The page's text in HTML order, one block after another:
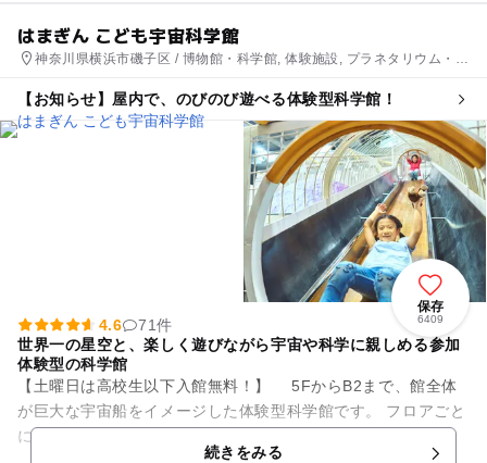
はまぎん こども宇宙科学館
神奈川県横浜市磯子区 / 博物館・科学館, 体験施設, プラネタリウム・天
【お知らせ】屋内で、のびのび遊べる体験型科学館！
保存
6409
4.6
71件
世界一の星空と、楽しく遊びながら宇宙や科学に親しめる参加
体験型の科学館
【土曜日は高校生以下入館無料！】 5FからB2まで、館全体
が巨大な宇宙船をイメージした体験型科学館です。 フロアごと
にテーマの異なる5つの展示室があり、子どもから大人まで、
続きをみる